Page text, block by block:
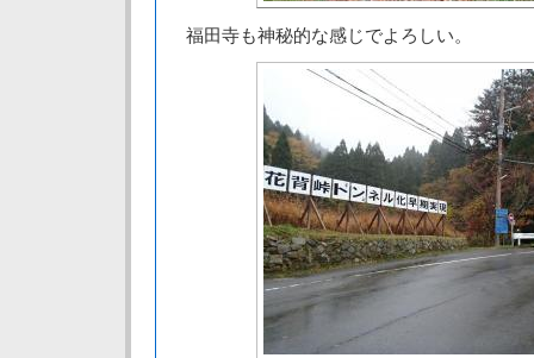
福田寺も神秘的な感じでよろしい。